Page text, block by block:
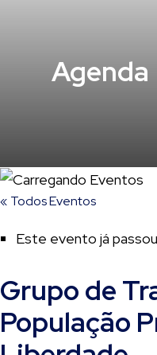
Agenda
« Todos Eventos
Este evento já
Grupo de
População